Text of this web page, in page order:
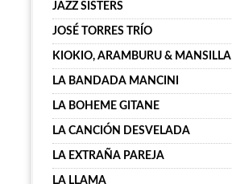
JAZZ SISTERS
JOSÉ TORRES TRÍO
KIOKIO, ARAMBURU & MANSILLA
LA BANDADA MANCINI
LA BOHEME GITANE
LA CANCIÓN DESVELADA
LA EXTRAÑA PAREJA
LA LLAMA